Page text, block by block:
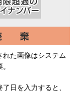
れた画像はシステム
日を入力すると、